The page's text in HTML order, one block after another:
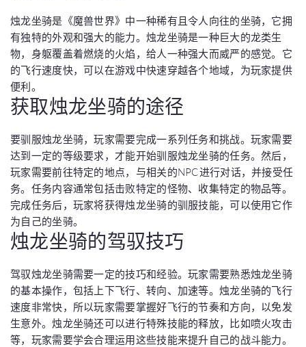
烛龙坐骑是《魔兽世界》中一种稀有且令人向往的坐骑，它拥
有独特的外观和强大的能力。烛龙坐骑是一种巨大的龙类生
物，身躯覆盖着燃烧的火焰，给人一种强大而威严的感觉。它
的飞行速度快，可以在游戏中快速穿越各个地域，为玩家提供
便利。
获取烛龙坐骑的途径
要驯服烛龙坐骑，玩家需要完成一系列任务和挑战。玩家需要
达到一定的等级要求，才能开始驯服烛龙坐骑的任务。然后，
玩家需要前往特定的地点，与相关的NPC进行对话，并接受任
务。任务内容通常包括击败特定的怪物、收集特定的物品等。
完成任务后，玩家将获得烛龙坐骑的驯服技能，可以使用它作
为自己的坐骑。
烛龙坐骑的驾驭技巧
驾驭烛龙坐骑需要一定的技巧和经验。玩家需要熟悉烛龙坐骑
的基本操作，包括上下飞行、转向、加速等。烛龙坐骑的飞行
速度非常快，所以玩家需要掌握好飞行的节奏和方向，以免发
生意外。烛龙坐骑还可以进行特殊技能的释放，比如喷火攻击
等，玩家需要学会合理运用这些技能来提升自己的战斗能力。